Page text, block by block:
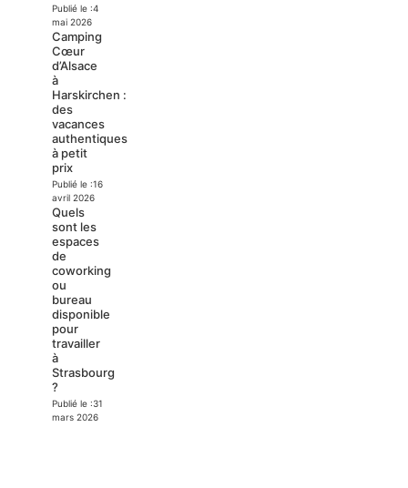
Publié le :4
mai 2026
Camping
Cœur
d’Alsace
à
Harskirchen :
des
vacances
authentiques
à petit
prix
Publié le :16
avril 2026
Quels
sont les
espaces
de
coworking
ou
bureau
disponible
pour
travailler
à
Strasbourg
?
Publié le :31
mars 2026